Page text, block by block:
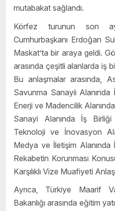
mutabakat sağlandı.
Körfez turunun son
Cumhurbaşkanı Erdoğan
Maskat’ta bir araya geldi.
arasında çeşitli alanlarda iş
Bu anlaşmalar arasında,
Savunma Sanayii Alanında
Enerji ve Madencilik
Sanayi Alanında İş Birliği
Teknoloji ve İnovasyon
Medya ve İletişim Alanında
Rekabetin Korunması
Karşılıklı Vize Muafiyeti
Ayrıca, Türkiye Maarif
Bakanlığı arasında eğitim